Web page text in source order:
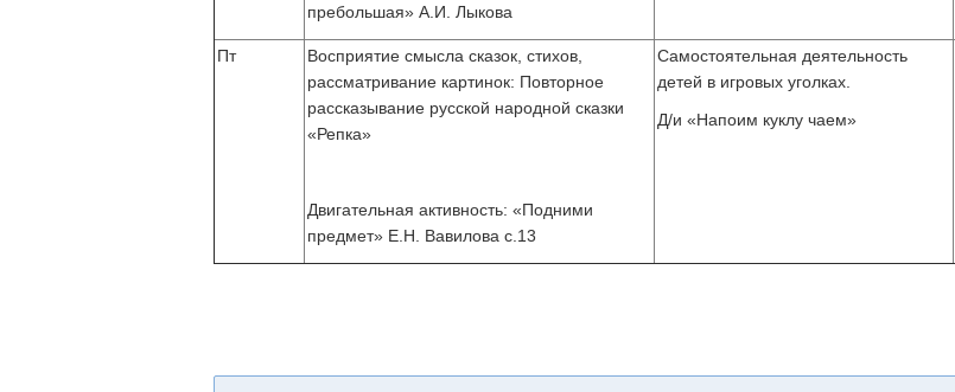
пребольшая» А.И. Лыкова
Пт
Восприятие смысла сказок, стихов,
рассматривание картинок: Повторное
рассказывание русской народной сказки
«Репка»
Двигательная активность: «Подними
предмет» Е.Н. Вавилова с.13
Самостоятельная деятельность
детей в игровых уголках.
Д/и «Напоим куклу чаем»